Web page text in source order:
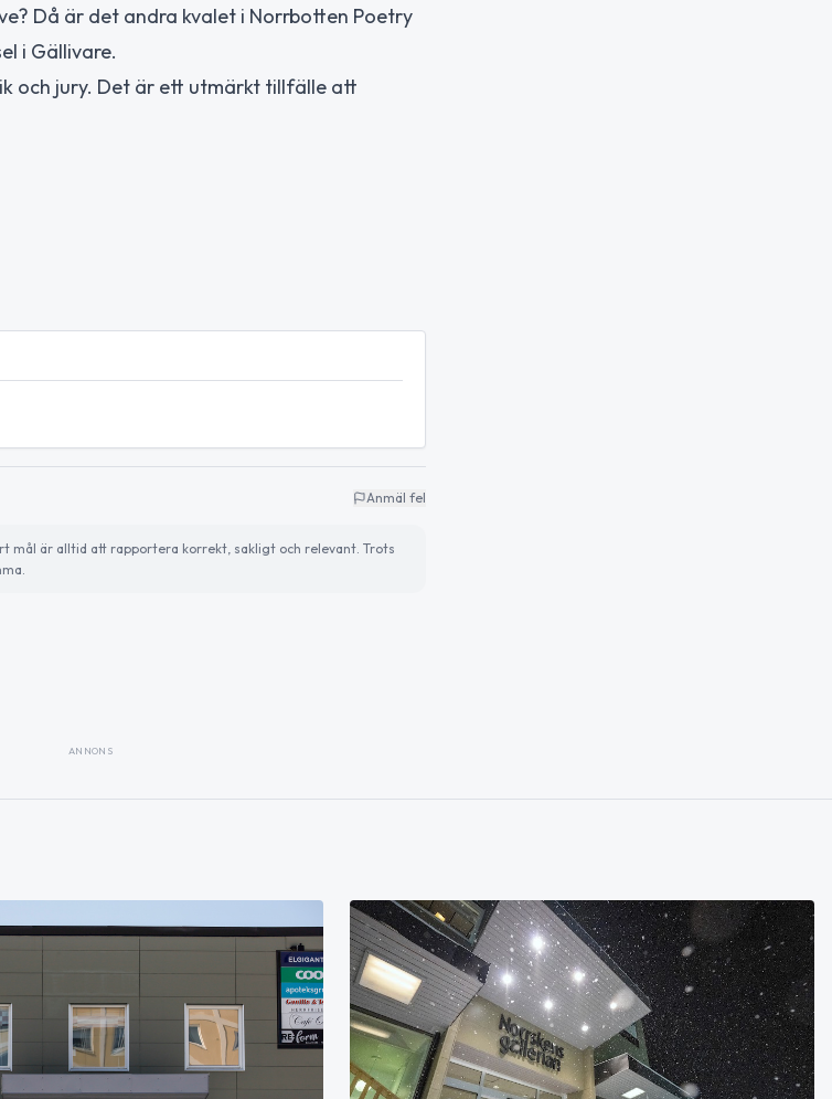
Då är det andra kvalet i Norrbotten Poetry
i Gällivare.
och jury. Det är ett utmärkt tillfälle att
Anmäl fel
mål är alltid att rapportera korrekt, sakligt och relevant. Trots
ANNONS